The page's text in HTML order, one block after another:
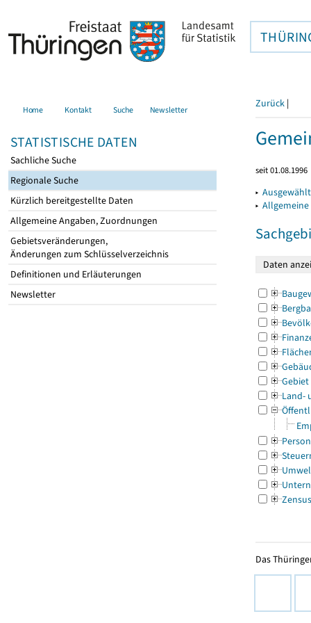
Home Kontakt Suche Newsletter
STATISTISCHE DATEN
Sachliche Suche
Regionale Suche
Kürzlich bereitgestellte Daten
Allgemeine Angaben, Zuordnungen
Gebietsveränderungen,
Änderungen zum Schlüsselverzeichnis
Definitionen und Erläuterungen
Newsletter
Zurück |
seit 01.08.1996
▸
▸
Gebiet
Land-
Zensus
Das